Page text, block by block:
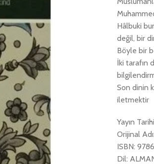
Hâlbuki
değil, bir
Böyle bir
İki tarafın
Son dinin
iletmektir
Yayın
Orijinal
ISBN:
Dil: